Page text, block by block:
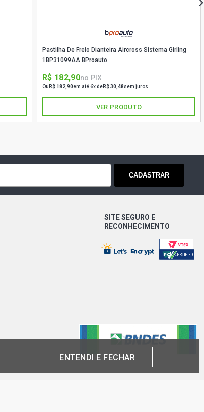
Pastilha De Freio Dianteira Aircross Sistema Girling
1BP31099AA BProauto
R$ 182,90no PIX
Ou R$ 182,90em até 6x deR$ 30,48sem juros
VER PRODUTO
CADASTRAR
SITE SEGURO E
RECONHECIMENTO
ENTENDI E FECHAR